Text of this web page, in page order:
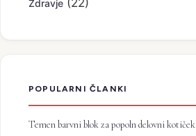
Zdravje
POPULARNI ČLANKI
Temen barvni blok za popoln delovni kotiček